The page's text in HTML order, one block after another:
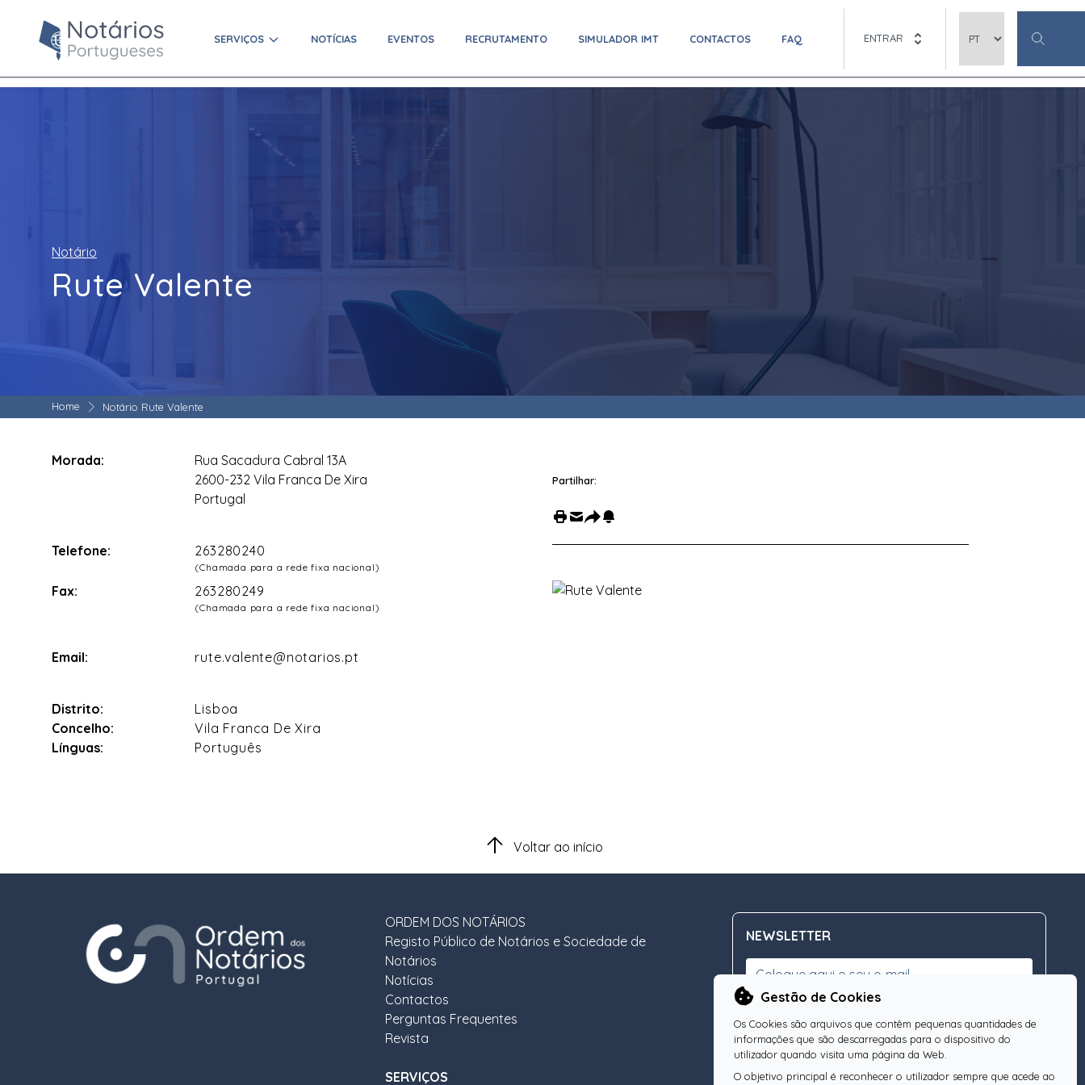
SERVIÇOS NOTÍCIAS EVENTOS RECRUTAMENTO SIMULADOR IMT CONTACTOS FAQ ENTRAR
Gestão de Cookies
Os Cookies são arquivos que contêm pequenas quantidades de
informações que são descarregadas para o dispositivo do
utilizador quando visita uma página da Web.
O objetivo principal é reconhecer o utilizador sempre que acede ao
Notário
Rute Valente
Home Notário Rute Valente
Morada:
Rua Sacadura Cabral 13A
2600-232 Vila Franca De Xira
Portugal
Telefone: 263280240
(Chamada para a rede fixa nacional)
Fax: 263280249
(Chamada para a rede fixa nacional)
Email: rute.valente@notarios.pt
Distrito:
Lisboa
Concelho:
Vila Franca De Xira
Línguas:
Português
Partilhar:
Voltar ao início
ORDEM DOS NOTÁRIOS
Registo Público de Notários e Sociedade de
Notários
Notícias
Contactos
Perguntas Frequentes
Revista
SERVIÇOS
NEWSLETTER
Subscreva a nossa Newsletter OK